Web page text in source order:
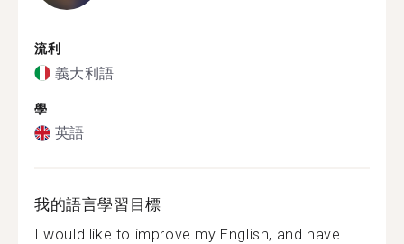
流利
義大利語
學
英語
我的語言學習目標
I would like to improve my English, and have